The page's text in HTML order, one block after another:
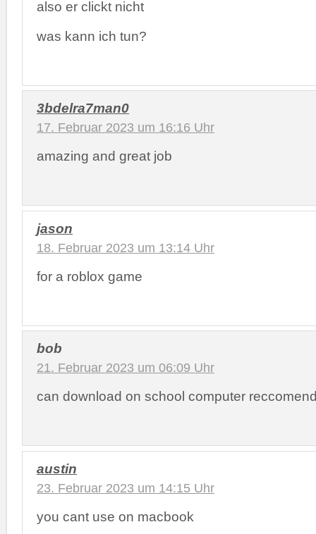
also er clickt nicht
was kann ich tun?
3bdelra7man0
17. Februar 2023 um 16:16 Uhr
amazing and great job
jason
18. Februar 2023 um 13:14 Uhr
for a roblox game
bob
21. Februar 2023 um 06:09 Uhr
can download on school computer
austin
23. Februar 2023 um 14:15 Uhr
you cant use on macbook